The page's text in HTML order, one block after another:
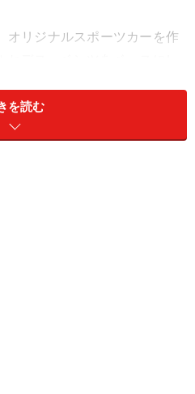
オリジナルスポーツカーを作
願いである。まずは完全オリ
完成させ、次いで、全てを専
を読む